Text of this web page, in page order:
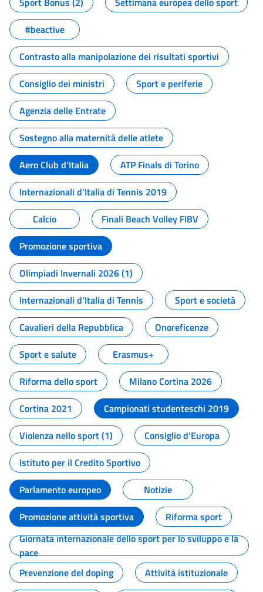
#beactive
Contrasto alla manipolazione dei risultati sportivi
Consiglio dei ministri
Sport e periferie
Agenzia delle Entrate
Sostegno alla maternità delle atlete
Aero Club d'Italia
ATP Finals di Torino
Internazionali d'Italia di Tennis 2019
Calcio
Finali Beach Volley FIBV
Promozione sportiva
Olimpiadi Invernali 2026 (1)
Internazionali d'Italia di Tennis
Sport e società
Cavalieri della Repubblica
Onoreficenze
Sport e salute
Erasmus+
Riforma dello sport
Milano Cortina 2026
Cortina 2021
Campionati studenteschi 2019
Violenza nello sport (1)
Consiglio d'Europa
Istituto per il Credito Sportivo
Parlamento europeo
Notizie
Promozione attività sportiva
Riforma sport
Giornata internazionale dello sport per lo sviluppo e la
pace
Prevenzione del doping
Attività istituzionale